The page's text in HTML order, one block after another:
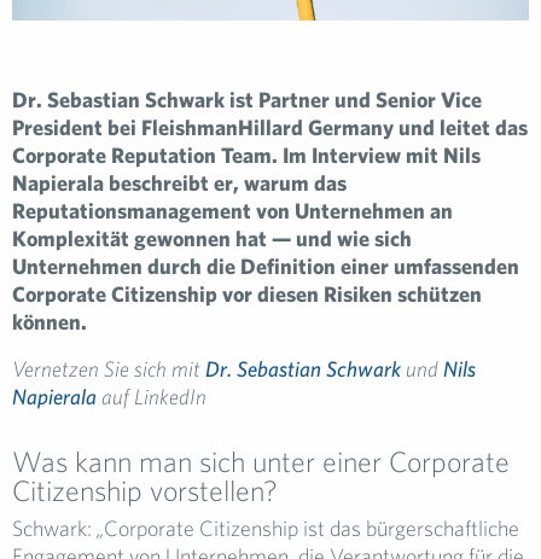
Dr. Sebastian Schwark ist Partner und Senior Vice
President bei FleishmanHillard Germany und leitet das
Corporate Reputation Team. Im Interview mit Nils
Napierala beschreibt er, warum das
Reputationsmanagement von Unternehmen an
Komplexität gewonnen hat — und wie sich
Unternehmen durch die Definition einer umfassenden
Corporate Citizenship vor diesen Risiken schützen
können.
Vernetzen Sie sich mit Dr. Sebastian Schwark und Nils
Napieralaauf LinkedIn
Was kann man sich unter einer Corporate
Citizenship vorstellen?
Schwark: „Corporate Citizenship ist das bürgerschaftliche